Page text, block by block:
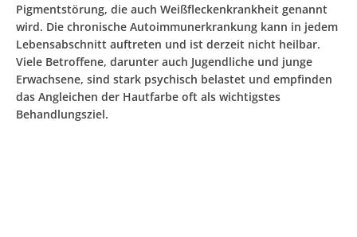
Pigmentstörung, die auch Weißfleckenkrankheit genannt
wird. Die chronische Autoimmunerkrankung kann in jedem
Lebensabschnitt auftreten und ist derzeit nicht heilbar.
Viele Betroffene, darunter auch Jugendliche und junge
Erwachsene, sind stark psychisch belastet und empfinden
das Angleichen der Hautfarbe oft als wichtigstes
Behandlungsziel.